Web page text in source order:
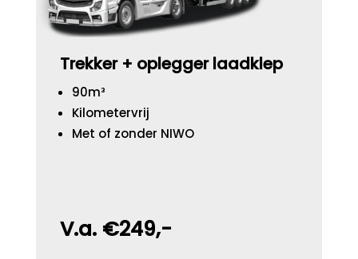
Trekker + oplegger laadklep
90m³
Kilometervrij
Met of zonder NIWO
V.a. €249,-